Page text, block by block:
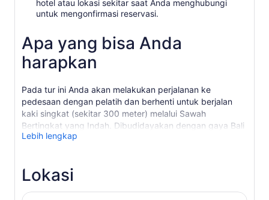
hotel atau lokasi sekitar saat Anda menghubungi
untuk mengonfirmasi reservasi.
Apa yang bisa Anda
harapkan
Pada tur ini Anda akan melakukan perjalanan ke
pedesaan dengan pelatih dan berhenti untuk berjalan
kaki singkat (sekitar 300 meter) melalui Sawah
Bertingkat yang Indah. Dibudidayakan dengan gaya Bali
yang unik, dikelilingi oleh pohon kelapa dan tanaman
tak terlupakan.
Setelah meninggalkan desa Gulingan, Anda akan
Lebih lengkap
Lokasi